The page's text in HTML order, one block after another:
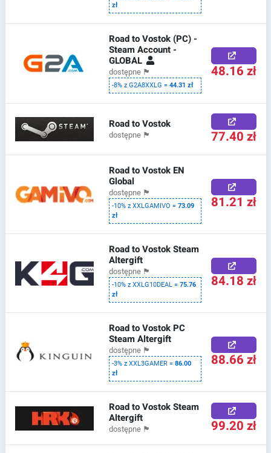
zł
Road to Vostok (PC) -
Steam Account -
GLOBAL
dostępne 🏴
-8% z G2A8XXLG =44.31 zł
48.16 zł
Road to Vostok
dostępne 🏴 77.40 zł
Road to Vostok EN
Global
dostępne 🏴
-10% z XXLGAMIVO =73.09
zł
81.21 zł
Road to Vostok Steam
Altergift
dostępne 🏴
-10% z XXLG10DEAL =75.76
zł
84.18 zł
Road to Vostok PC
Steam Altergift
dostępne 🏴
-3% z XXL3GAMER =86.00
zł
88.66 zł
Road to Vostok Steam
Altergift
dostępne 🏴 99.20 zł